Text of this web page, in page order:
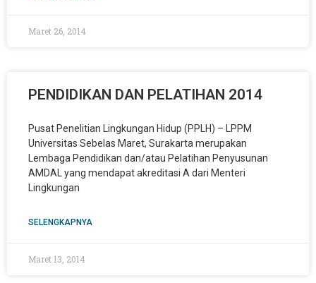
Maret 26, 2014
PENDIDIKAN DAN PELATIHAN 2014
Pusat Penelitian Lingkungan Hidup (PPLH) – LPPM
Universitas Sebelas Maret, Surakarta merupakan
Lembaga Pendidikan dan/atau Pelatihan Penyusunan
AMDAL yang mendapat akreditasi A dari Menteri
Lingkungan
SELENGKAPNYA
Maret 13, 2014